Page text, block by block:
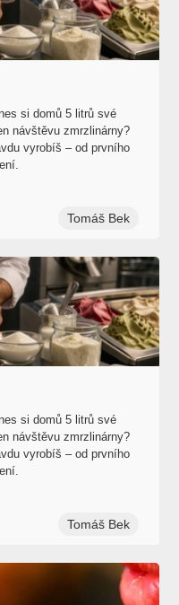
si domů 5 litrů své
návštěvu zmrzlinárny?
vyrobíš – od prvního
Tomáš Bek
si domů 5 litrů své
návštěvu zmrzlinárny?
vyrobíš – od prvního
Tomáš Bek